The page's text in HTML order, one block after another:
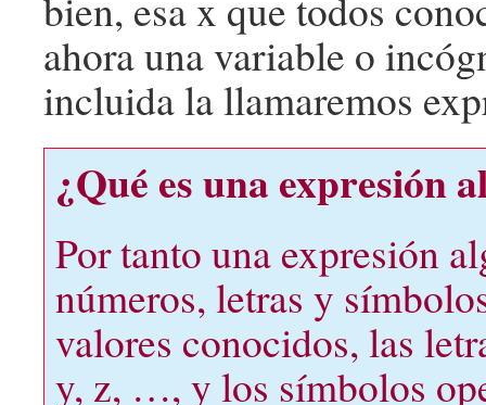
ahora una variable o
incluida la llamaremos
¿Qué es una expresión
Por tanto una expresión
números, letras y
valores conocidos, las
y, z, …, y los símbolos